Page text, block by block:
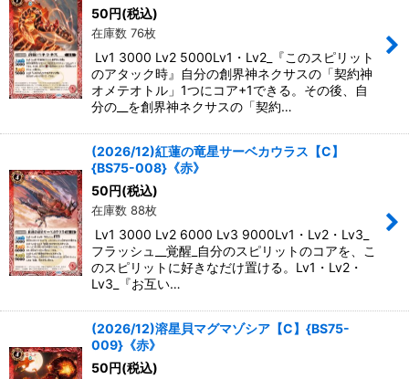
50 円(税込)
在庫数 76枚
Lv1 3000 Lv2 5000Lv1・Lv2_『このスピリット
のアタック時』自分の創界神ネクサスの「契約神
オメテオトル」1つにコア+1できる。その後、自
分の__を創界神ネクサスの「契約…
(2026/12)紅蓮の竜星サーベカウラス【C】
{BS75-008}《赤》
50 円(税込)
在庫数 88枚
Lv1 3000 Lv2 6000 Lv3 9000Lv1・Lv2・Lv3_
フラッシュ__覚醒_自分のスピリットのコアを、こ
のスピリットに好きなだけ置ける。Lv1・Lv2・
Lv3_『お互い…
(2026/12)溶星貝マグマゾシア【C】{BS75-
009}《赤》
50 円(税込)